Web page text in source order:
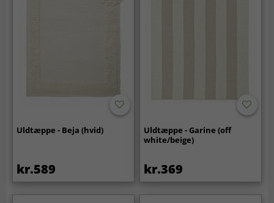
Uldtæppe - Beja (hvid)
kr.589
Uldtæppe - Garine (off
white/beige)
kr.369